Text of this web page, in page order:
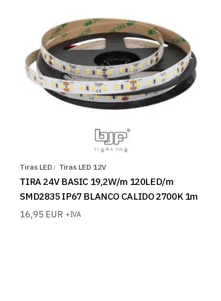
Tiras LED Tiras LED 12V
TIRA 24V BASIC 19,2W/m 120LED/m
SMD2835 IP67 BLANCO CALIDO 2700K 1m
16,95 EUR +IVA